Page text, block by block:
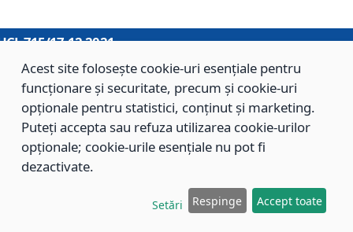
715/17.12.2021
Titlu: Aprobarea Planului de acţiuni sau lucrări de interes
local pentru anul 2022.
714/17.12.2021
Titlu: Modificarea Anexei la H.C.L. nr. 709/2020 privind
aprobarea Regulamentului de Organizare şi Funcţionare
Direcţiei de Asistenţă Socială Braşov.
Acest site folosește cookie-uri esențiale pentru
funcționare și securitate, precum și cookie-uri
opționale pentru statistici, conținut și marketing.
Puteți accepta sau refuza utilizarea cookie-urilor
opționale; cookie-urile esențiale nu pot fi
dezactivate.
Setări Respinge Accept toate